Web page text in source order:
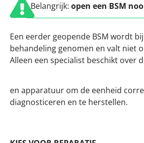
Belangrijk:open een BSM
Een eerder geopende BSM wordt
behandeling genomen en valt niet
Alleen een specialist beschikt over
en apparatuur om de eenheid
diagnosticeren en te herstellen.